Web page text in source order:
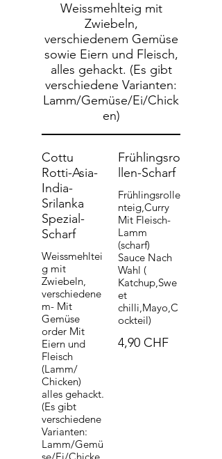
Weissmehlteig mit
Zwiebeln,
verschiedenem Gemüse
sowie Eiern und Fleisch,
alles gehackt. (Es gibt
verschiedene Varianten:
Lamm/Gemüse/Ei/Chick
en)
Cottu
Rotti-Asia-
India-
Srilanka
Spezial-
Scharf
Weissmehltei
g mit
Zwiebeln,
verschiedene
m- Mit
Gemüse
order Mit
Eiern und
Fleisch
(Lamm/
Chicken)
alles gehackt.
(Es gibt
verschiedene
Varianten:
Lamm/Gemü
Frühlingsro
llen-Scharf
Frühlingsrolle
nteig,Curry
Mit Fleisch-
Lamm
(scharf)
Sauce Nach
Wahl (
Katchup,Swe
et
chilli,Mayo,C
ockteil)
4,90 CHF